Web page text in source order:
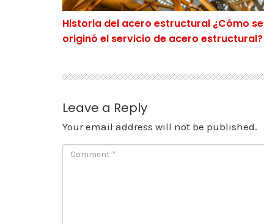
Historia del acero estructural ¿Cómo se
originó el servicio de acero estructural?
Leave a Reply
Your email address will not be published.